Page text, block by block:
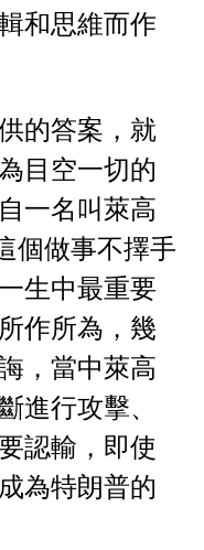
和思維而作
的答案，就
目空一切的
一名叫萊高
個做事不擇手
生中最重要
作所為，幾
，當中萊高
進行攻擊、
認輸，即使
為特朗普的